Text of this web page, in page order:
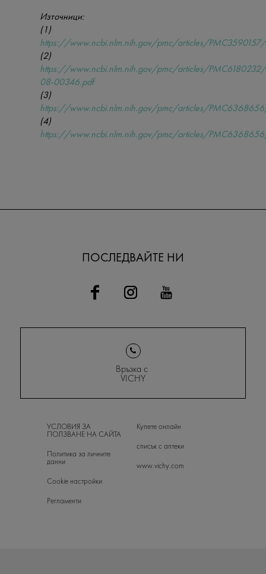
Източници:
(1)
https://www.ncbi.nlm.nih.gov/pmc/articles/PMC3590157/
(2)
https://www.ncbi.nlm.nih.gov/pmc/articles/
08-00346.pdf
(3)
https://www.ncbi.nlm.nih.gov/pmc/articles/
(4)
https://www.ncbi.nlm.nih.gov/pmc/articles/
ПОСЛЕДВАЙТЕ НИ
Връзка с
VICHY
УСЛОВИЯ ЗА
ПОЛЗВАНЕ НА САЙТА
Политика за личните
данни
Cookie настройки
Регламенти
Купете онлайн
списък с аптеки
www.vichy.com